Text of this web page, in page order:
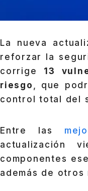
La nueva
reforzar la
corrige 13
riesgo , que
control total del
Entre las
actualización
componentes
además de